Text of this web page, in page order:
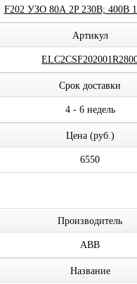
F202 УЗО 80А 2P 230В; 400В
Артикул
Срок доставки
4 - 6 недель
Цена (руб.)
6550
Производитель
ABB
Название